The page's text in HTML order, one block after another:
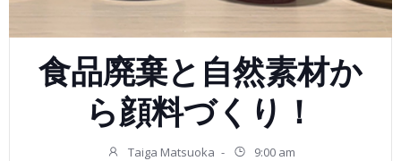
食品廃棄と自然素材か
ら顔料づくり！
Taiga Matsuoka - 9:00 am